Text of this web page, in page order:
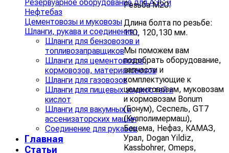
Резервуарное оборудование для АЗС и
Нефтебаз
Цементовозы и муковозы
Шланги, рукава и соединения›
Шланги для бензовозов и
топливозаправщиков
Шланги для цементовозов,
кормовозов, материаловозов
Шланги для газовозов
Шланги для пищевых жидкостей и
кислот
Шланги для вакумных и
ассенизаторских машин
Соединение для рукавов
Главная
Статьи
Резьба М20.
Длина болта по резьбе:
110, 120,130 мм.
Мы поможем вам
подобрать оборудование,
запчасти и
комплектующие к
цементовозам, муковозам
и кормовозам Bonum
(Бонум), Сеспель, GT7
(Кузполимермаш),
Бецема, Нефаз, КАМАЗ,
Урал, Dogan Yildiz,
Kassbohrer, Omeps,